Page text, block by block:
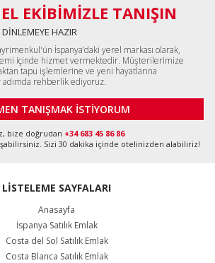
EKİBİMİZLE TANIŞIN
HAZIR
İspanya’daki yerel markası olarak,
içinde hizmet vermektedir. Müşterilerimize
tapu işlemlerine ve yeni hayatlarına
adımda rehberlik ediyoruz.
TANIŞMAK İSTİYORUM
bize doğrudan +34 683 45 86 86
Sizi 30 dakika içinde otelinizden alabiliriz!
LİSTELEME SAYFALARI
Anasayfa
İspanya Satılık Emlak
Costa del Sol Satılık Emlak
Costa Blanca Satılık Emlak